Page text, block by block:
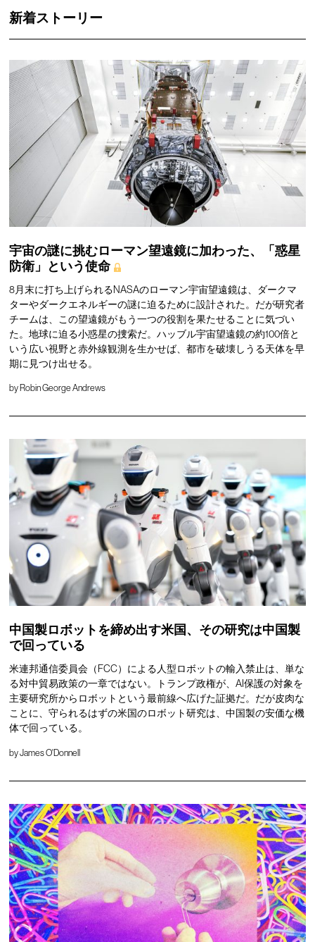
新着ストーリー
宇宙の謎に挑むローマン望遠鏡に加わった、「惑星
防衛」という使命
8月末に打ち上げられるNASAのローマン宇宙望遠鏡は、ダークマ
ターやダークエネルギーの謎に迫るために設計された。だが研究者
チームは、この望遠鏡がもう一つの役割を果たせることに気づい
た。地球に迫る小惑星の捜索だ。ハッブル宇宙望遠鏡の約100倍と
いう広い視野と赤外線観測を生かせば、都市を破壊しうる天体を早
期に見つけ出せる。
by Robin George Andrews
中国製ロボットを締め出す米国、その研究は中国製
で回っている
米連邦通信委員会（FCC）による人型ロボットの輸入禁止は、単な
る対中貿易政策の一章ではない。トランプ政権が、AI保護の対象を
主要研究所からロボットという最前線へ広げた証拠だ。だが皮肉な
ことに、守られるはずの米国のロボット研究は、中国製の安価な機
体で回っている。
byJames O'Donnell